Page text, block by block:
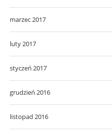
marzec 2017
luty 2017
styczeń 2017
grudzień 2016
listopad 2016